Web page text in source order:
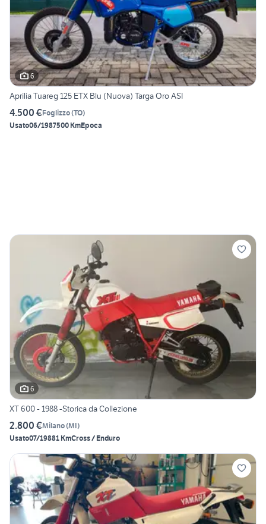
6
Aprilia Tuareg 125 ETX Blu (Nuova) Targa Oro ASI
4.500 €Foglizzo(TO)
Usato06/1987500 KmEpoca
6
XT 600 - 1988 -Storica da Collezione
2.800 €Milano(MI)
Usato07/19881 KmCross / Enduro